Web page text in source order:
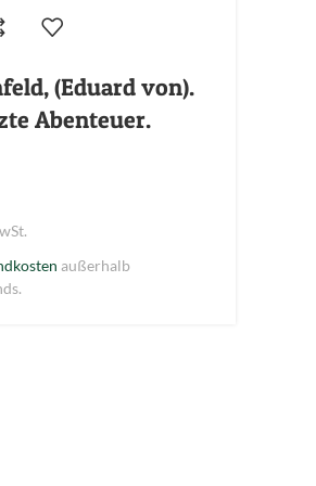
(Eduard von).
Abenteuer.
außerhalb